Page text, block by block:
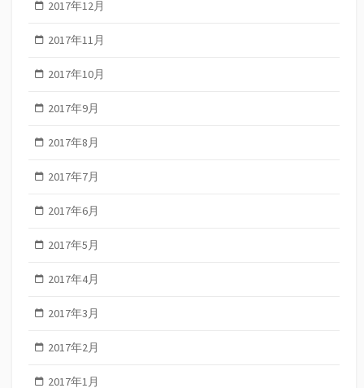
2017年12月
2017年11月
2017年10月
2017年9月
2017年8月
2017年7月
2017年6月
2017年5月
2017年4月
2017年3月
2017年2月
2017年1月